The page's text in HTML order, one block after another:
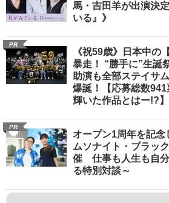
馬・吉田羊が出演決
いる』》
PR
《祝59歳》日本中の
暴走！ “勝手に”生誕
助演も全部ステイサ
爆誕！【応募総数
輝いた作品とはー!?】
PR
オープン1周年を記
ムソナイト・ブラッ
催 仕事も人生も自
る特別対談～